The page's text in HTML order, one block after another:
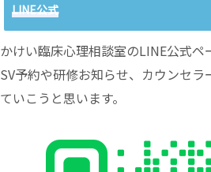
LINE公式
かけい臨床心理相談室のLINE公式ペ
SV予約や研修お知らせ、カウンセ
ていこうと思います。